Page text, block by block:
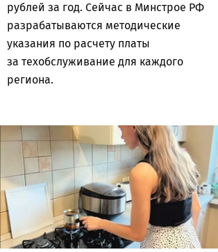
рублей за год. Сейчас в Минстрое РФ
разрабатываются методические
указания по расчету платы
за техобслуживание для каждого
региона.